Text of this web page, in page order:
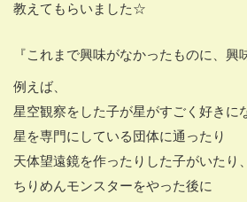
教えてもらいました☆
『これまで興味がなかったものに、興
例えば、
星空観察をした子が星がすごく好きに
星を専門にしている団体に通ったり
天体望遠鏡を作ったりした子がいたり、
ちりめんモンスターをやった後に